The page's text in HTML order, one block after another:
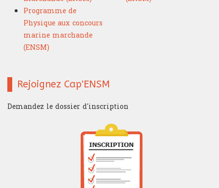
Programme de
Physique aux concours
marine marchande
(ENSM)
Rejoignez Cap'ENSM
Demandez le dossier d'inscription